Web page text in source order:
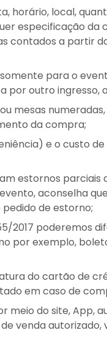
horário, local,
especificação
contados a partir
para o
outro ingresso,
mesas
da compra;
e o custo
estornos
aconselha
de estorno;
2017 poderemos
por exemplo,
do cartão de
em caso de
meio do site, App,
venda